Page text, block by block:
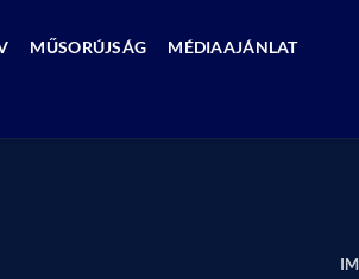
MŰSORÚJSÁG MÉDIAAJÁNLAT